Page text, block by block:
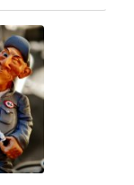
swobodny wybór